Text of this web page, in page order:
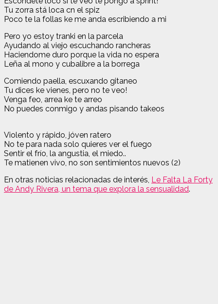
Tu zorra stá loca cn el spiz
Poco te la follas ke me anda escribiendo a mi
Pero yo estoy tranki en la parcela
Ayudando al viejo escuchando rancheras
Haciendome duro porque la vida no espera
Leña al mono y cubalibre a la borrega
Comiendo paella, escuxando gitaneo
Tu dices ke vienes, pero no te veo!
Venga feo, arrea ke te arreo
No puedes conmigo y andas pisando takeos
Violento y rápido, jóven ratero
No te para nada solo quieres ver el fuego
Sentir el frío, la angustia, el miedo..
Te matienen vivo, no son sentimientos nuevos (2)
En otras noticias relacionadas de interés, Le Falta La Forty
de Andy Rivera, un tema que explora la sensualidad.